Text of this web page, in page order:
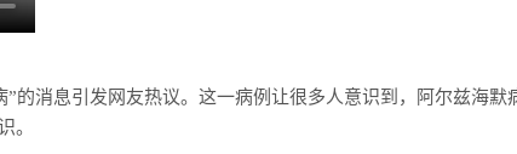
的消息引发网友热议。这一病例让很多人意识到，阿尔兹海默
。